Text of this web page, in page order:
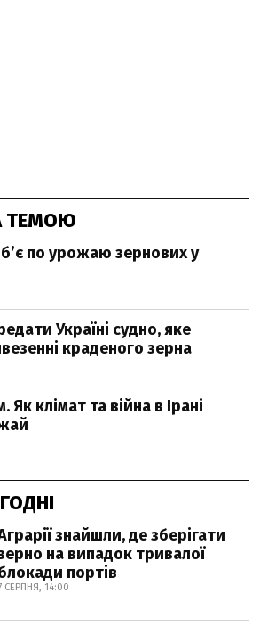
ТЕМОЮ
по урожаю зернових у
Україні судно, яке
краденого зерна
клімат та війна в Ірані
знайшли, де зберігати
на випадок тривалої
портів
СЕРПНЯ, 14:00